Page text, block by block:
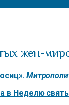
жен-
в Неделю